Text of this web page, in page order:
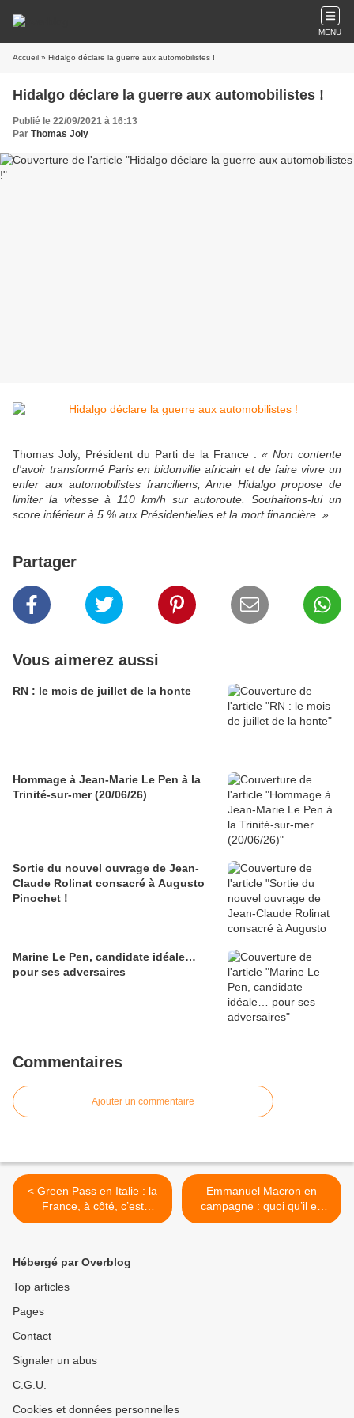
MENU
Accueil » Hidalgo déclare la guerre aux automobilistes !
Hidalgo déclare la guerre aux automobilistes !
Publié le 22/09/2021 à 16:13
Par Thomas Joly
Thomas Joly, Président du Parti de la France : « Non contente
d'avoir transformé Paris en bidonville africain et de faire vivre un
enfer aux automobilistes franciliens, Anne Hidalgo propose de
limiter la vitesse à 110 km/h sur autoroute. Souhaitons-lui un
score inférieur à 5 % aux Présidentielles et la mort financière. »
Partager
Vous aimerez aussi
RN : le mois de juillet de la honte
Hommage à Jean-Marie Le Pen à la
Trinité-sur-mer (20/06/26)
Sortie du nouvel ouvrage de Jean-
Claude Rolinat consacré à Augusto
Pinochet !
Marine Le Pen, candidate idéale…
pour ses adversaires
Commentaires
Ajouter un commentaire
< Green Pass en Italie : la
France, à côté, c’est
Woodstock !
Emmanuel Macron en
campagne : quoi qu’il en
coûte ? >
Hébergé par Overblog
Top articles
Pages
Contact
Signaler un abus
C.G.U.
Cookies et données personnelles